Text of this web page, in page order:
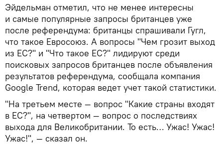
Эйдельман отметил, что не менее интересны
и самые популярные запросы британцев уже
после референдума: британцы спрашивали Гугл,
что такое Евросоюз. А вопросы "Чем грозит выход
из ЕС?" и "Что такое ЕС?" лидируют среди
поисковых запросов британцев после объявления
результатов референдума, сообщала компания
Google Trend, которая ведет учет такой статистики.
"На третьем месте — вопрос "Какие страны входят
в ЕС?", на четвертом — вопрос о последствиях
выхода для Великобритании. То есть… Ужас! Ужас!
Ужас!", — сказал он.